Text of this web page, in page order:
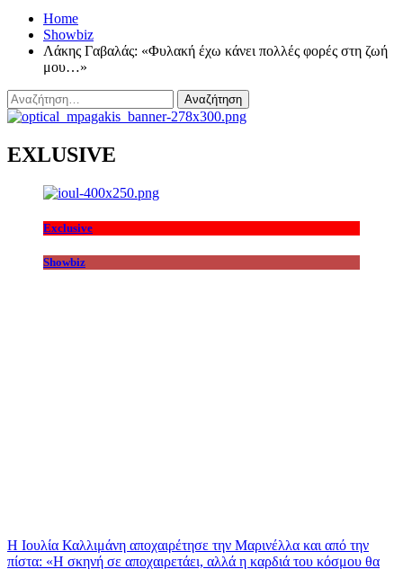
Home
Showbiz
Λάκης Γαβαλάς: «Φυλακή έχω κάνει πολλές φορές στη ζωή
μου…»
Αναζήτηση
για:
EXLUSIVE
Exclusive
Showbiz
Η Ιουλία Καλλιμάνη αποχαιρέτησε την Μαρινέλλα και από την
πίστα: «H σκηνή σε αποχαιρετάει, αλλά η καρδιά του κόσμου θα